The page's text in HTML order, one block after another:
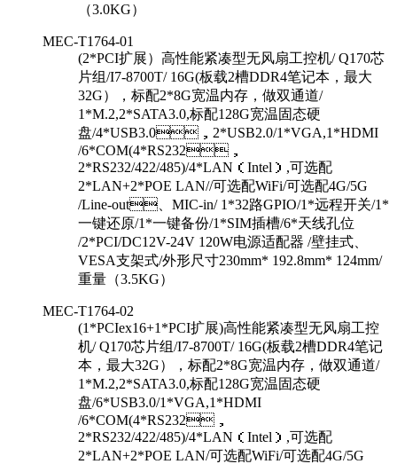
（3.0KG）
MEC-T1764-01
(2*PCI扩展）高性能紧凑型无风扇工控机/ Q170芯
片组/I7-8700T/ 16G(板载2槽DDR4笔记本，最大
32G），标配2*8G宽温内存，做双通道/
1*M.2,2*SATA3.0,标配128G宽温固态硬
盘/4*USB3.0，2*USB2.0/1*VGA,1*HDMI
/6*COM(4*RS232，
2*RS232/422/485)/4*LAN（Intel）,可选配
2*LAN+2*POE LAN//可选配WiFi/可选配4G/5G
/Line-out、MIC-in/ 1*32路GPIO/1*远程开关/1*
一键还原/1*一键备份/1*SIM插槽/6*天线孔位
/2*PCI/DC12V-24V 120W电源适配器 /壁挂式、
VESA支架式/外形尺寸230mm* 192.8mm* 124mm/
重量（3.5KG）
MEC-T1764-02
(1*PCIex16+1*PCI扩展)高性能紧凑型无风扇工控
机/ Q170芯片组/I7-8700T/ 16G(板载2槽DDR4笔记
本，最大32G），标配2*8G宽温内存，做双通道/
1*M.2,2*SATA3.0,标配128G宽温固态硬
盘/6*USB3.0/1*VGA,1*HDMI
/6*COM(4*RS232，
2*RS232/422/485)/4*LAN（Intel）,可选配
2*LAN+2*POE LAN/可选配WiFi/可选配4G/5G